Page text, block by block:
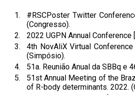
1.
#RSCPoster Twitter
(Congresso).
2.
2022 UGPN Annual
3.
4th NovAliX Virtual
(Simpósio).
4.
51a. Reunião Anual da SBBq e
5.
51st Annual Meeting of the
of R-body determinants. 2022.